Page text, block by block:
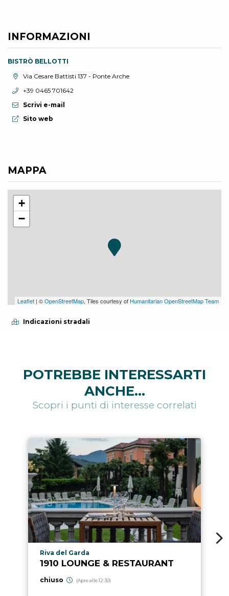
INFORMAZIONI
BISTRÒ BELLOTTI
Località:Via Cesare Battisti 137 - Ponte Arche
Telefono:
+39 0465 701642
Scrivi e-mail
Sito web:
Sito web
MAPPA
+
−
Leaflet | ©OpenStreetMap, Tiles courtesy of Humanitarian OpenStreetMap Team
Indicazioni stradali
POTREBBE INTERESSARTI
ANCHE...
Scopri i punti di interesse correlati
Località punto di interesse
Riva del Garda
1910 LOUNGE & RESTAURANT
chiuso (Apre alle 12:30)